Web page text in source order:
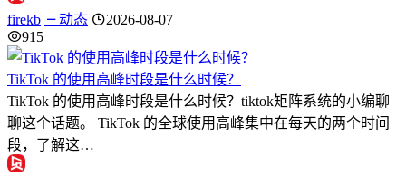
firekb 动态
2026-08-07
915
TikTok 的使用高峰时段是什么时候？
TikTok 的使用高峰时段是什么时候？tiktok矩阵系统的小编聊
聊这个话题。 TikTok 的全球使用高峰集中在每天的两个时间
段，了解这…